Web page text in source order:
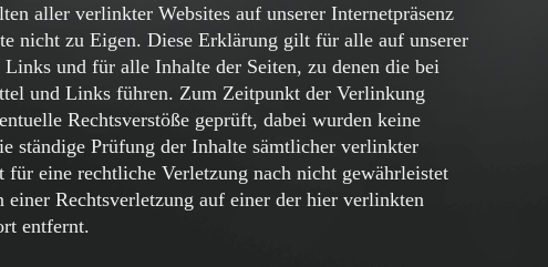
aller verlinkter Websites auf unserer Internetpräsenz
nicht zu Eigen. Diese Erklärung gilt für alle auf unserer
Links und für alle Inhalte der Seiten, zu denen die bei
und Links führen. Zum Zeitpunkt der Verlinkung
Rechtsverstöße geprüft, dabei wurden keine
ständige Prüfung der Inhalte sämtlicher verlinkter
für eine rechtliche Verletzung nach nicht gewährleistet
einer Rechtsverletzung auf einer der hier verlinkten
entfernt.